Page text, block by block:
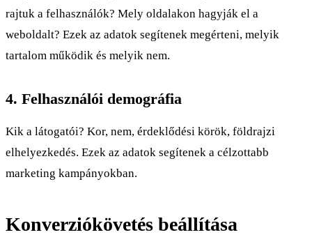
rajtuk a felhasználók? Mely oldalakon hagyják el a
weboldalt? Ezek az adatok segítenek megérteni, melyik
tartalom működik és melyik nem.
4. Felhasználói demográfia
Kik a látogatói? Kor, nem, érdeklődési körök, földrajzi
elhelyezkedés. Ezek az adatok segítenek a célzottabb
marketing kampányokban.
Konverziókövetés beállítása